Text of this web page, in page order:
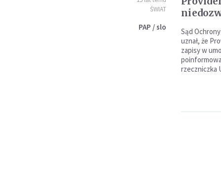
ŚWIAT
PAP / slo
Sąd
uznał, że
zapisy w
rzeczniczka